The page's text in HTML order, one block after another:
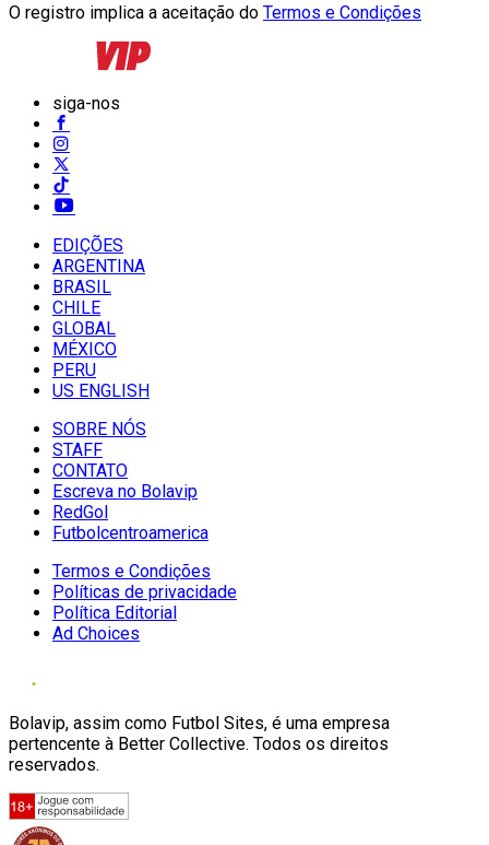
O registro implica a aceitação do Termos e Condições
siga-nos
EDIÇÕES
ARGENTINA
BRASIL
CHILE
GLOBAL
MÉXICO
PERU
US ENGLISH
SOBRE NÓS
STAFF
CONTATO
Escreva no Bolavip
RedGol
Futbolcentroamerica
Termos e Condições
Políticas de privacidade
Política Editorial
Ad Choices
Bolavip, assim como Futbol Sites, é uma empresa
pertencente à Better Collective. Todos os direitos
reservados.